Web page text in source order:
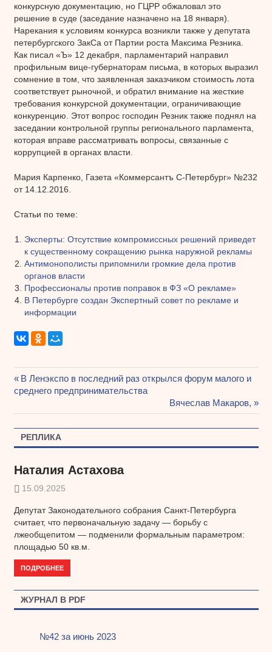
конкурсную документацию, но ГЦРР обжаловал это
решение в суде (заседание назначено на 18 января).
Нарекания к условиям конкурса возникли также у депутата
петербургского ЗакСа от Партии роста Максима Резника.
Как писал «Ъ» 12 декабря, парламентарий направил
профильным вице-губернаторам письма, в которых выразил
сомнение в том, что заявленная заказчиком стоимость лота
соответствует рыночной, и обратил внимание на жесткие
требования конкурсной документации, ограничивающие
конкуренцию. Этот вопрос господин Резник также поднял на
заседании контрольной группы регионального парламента,
которая вправе рассматривать вопросы, связанные с
коррупцией в органах власти.
Мария Карпенко, Газета «Коммерсантъ С-Петербург» №232
от 14.12.2016.
Статьи по теме:
Эксперты: Отсутствие компромиссных решений приведет
к существенному сокращению рынка наружной рекламы
Антимонополисты припомнили громкие дела против
органов власти
Профессионалы против поправок в ФЗ «О рекламе»
В Петербурге создан Экспертный совет по рекламе и
информации
Навигация
по
записям
Предыдущая
запись:
В Ленэкспо в последний раз открылся форум малого и
среднего предпринимательства
Следующая
запись:
Вячеслав Макаров,
РЕПЛИКА
Наталия Астахова
15.09.2025
Депутат Законодательного собрания Санкт-Петербурга
считает, что первоначальную задачу — борьбу с
лжеобщепитом — подменили формальным параметром:
площадью 50 кв.м.
ПОДРОБНЕЕ
ЖУРНАЛ В PDF
№42 за июнь 2023